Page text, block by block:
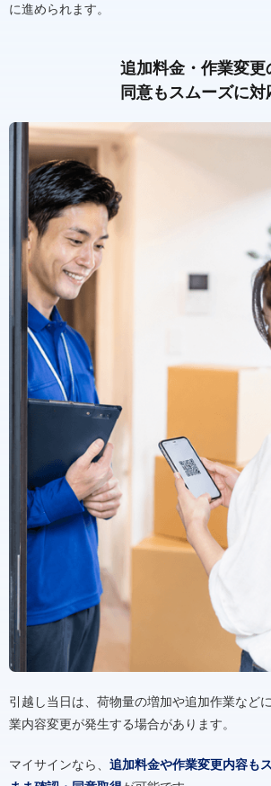
に進められます。
追加料金・作業変更
同意もスムーズに対
引越し当日は、荷物量の増加や追加作業など
業内容変更が発生する場合があります。
マイサインなら、 追加料金や作業変更内容も